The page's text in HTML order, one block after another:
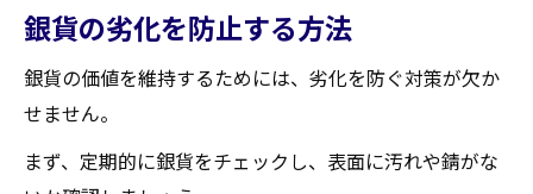
銀貨の劣化を防止する方法
銀貨の価値を維持するためには、劣化を防ぐ対策が欠か
せません。
まず、定期的に銀貨をチェックし、表面に汚れや錆がな